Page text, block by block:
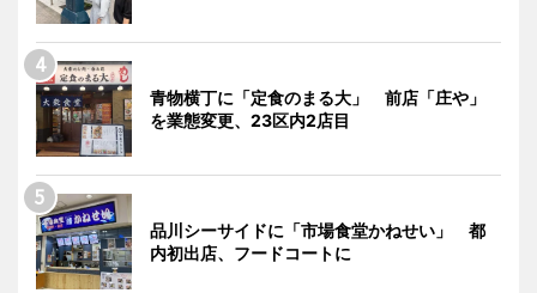
青物横丁に「定食のまる大」 前店「庄や」
を業態変更、23区内2店目
品川シーサイドに「市場食堂かねせい」 都
内初出店、フードコートに